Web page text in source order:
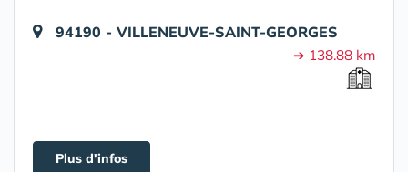
94190 - VILLENEUVE-SAINT-GEORGES
➔ 138.88 km
Plus d'infos